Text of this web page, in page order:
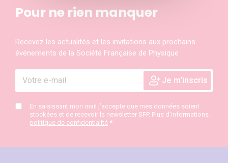
Pour ne rien manquer
Recevez les actualités et les invitations aux prochains
événements de la Société Française de Physique
En saisissant mon mail j’accepte que mes données soient
stockées et de recevoir la newsletter SFP. Plus d’informations :
politique de confidentialité *